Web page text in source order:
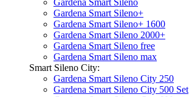
Gardena Smart Sileno
Gardena Smart Sileno+
Gardena Smart Sileno+ 1600
Gardena Smart Sileno 2000+
Gardena Smart Sileno free
Gardena Smart Sileno max
Smart Sileno City:
Gardena Smart Sileno City 250
Gardena Smart Sileno City 500 Set